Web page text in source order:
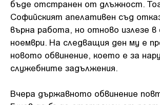
бъде отстранен от длъжност.
Софийският апелативен съд
върна работа, но отново излезе в
ноември. На следващия ден му е
новото обвинение, което е за
служебните задължения.
Вчера държавното обвинение